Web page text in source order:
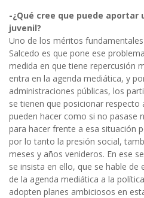
-¿Qué cree que puede aportar
juvenil?
Uno de los méritos
Salcedo es que pone ese
medida en que tiene repercusión
entra en la agenda mediática, y
administraciones públicas, los
se tienen que posicionar respecto
pueden hacer como si no pasase
para hacer frente a esa situación
por lo tanto la presión social,
meses y años venideros. En ese
se insista en ello, que se hable
de la agenda mediática a la
adopten planes ambiciosos en